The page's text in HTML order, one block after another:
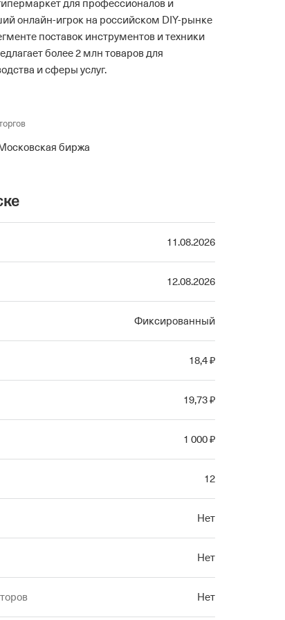
для профессионалов и
онлайн-игрок на российском DIY-рынке
поставок инструментов и техники
более 2 млн товаров для
и сферы услуг.
биржа
11.08.2026
12.08.2026
Фиксированный
18,4₽
19,73₽
1 000₽
12
Нет
Нет
Нет